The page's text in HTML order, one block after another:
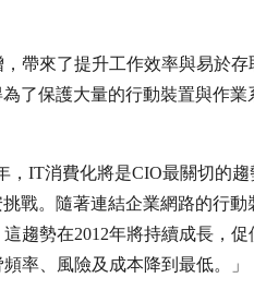
帶來了提升工作效率與易於存
了保護大量的行動裝置與作業
，IT消費化將是CIO最關切的趨
戰。隨著連結企業網路的行動
趨勢在2012年將持續成長，促
率、風險及成本降到最低。」